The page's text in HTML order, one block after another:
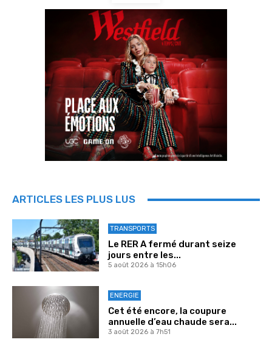
ARTICLES LES PLUS LUS
TRANSPORTS
Le RER A fermé durant seize
jours entre les...
5 août 2026 à 15h06
ENERGIE
Cet été encore, la coupure
annuelle d’eau chaude sera...
3 août 2026 à 7h51